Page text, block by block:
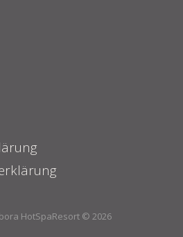
bora HotSpaResort © 2026